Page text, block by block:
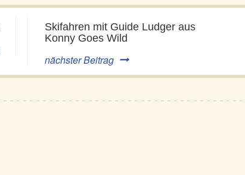
Skifahren mit Guide Ludger aus
Konny Goes Wild
nächster Beitrag